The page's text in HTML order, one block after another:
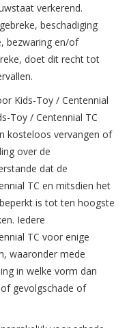
verkerend.
beschadiging
bezwaring en/of
doet dit recht tot
Kids-Toy / Centennial
Toy / Centennial TC
kosteloos vervangen of
over de
dat de
TC en mitsdien het
is tot ten hoogste
Iedere
TC voor enige
waaronder mede
in welke vorm dan
gevolgschade of